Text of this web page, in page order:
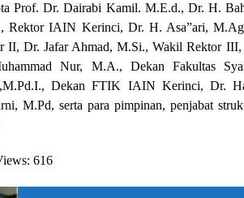
Prof. Dr. Dairabi Kamil. M.E.d., Dr. H.
Rektor IAIN Kerinci, Dr. H. Asa”ari,
II, Dr. Jafar Ahmad, M.Si., Wakil Rektor
Nur, M.A., Dekan Fakultas
Dekan FTIK IAIN Kerinci, Dr.
M.Pd, serta para pimpinan, penjabat
616